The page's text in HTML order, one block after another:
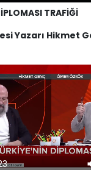
TRAFİĞİ
Yazarı Hikmet